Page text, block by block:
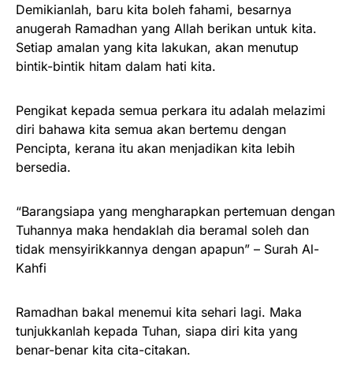
Demikianlah, baru kita boleh fahami, besarnya
anugerah Ramadhan yang Allah berikan untuk kita.
Setiap amalan yang kita lakukan, akan menutup
bintik-bintik hitam dalam hati kita.
Pengikat kepada semua perkara itu adalah melazimi
diri bahawa kita semua akan bertemu dengan
Pencipta, kerana itu akan menjadikan kita lebih
bersedia.
“Barangsiapa yang mengharapkan pertemuan dengan
Tuhannya maka hendaklah dia beramal soleh dan
tidak mensyirikkannya dengan apapun” – Surah Al-
Kahfi
Ramadhan bakal menemui kita sehari lagi. Maka
tunjukkanlah kepada Tuhan, siapa diri kita yang
benar-benar kita cita-citakan.